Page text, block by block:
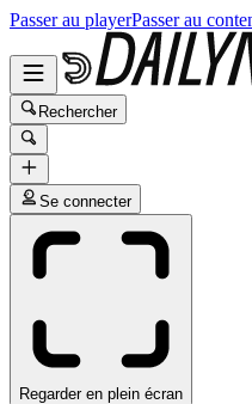
Passer au playerPasser au
Rechercher
Se connecter
Regarder en plein écran